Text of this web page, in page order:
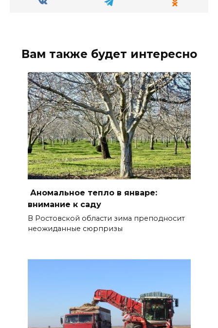
Вам также будет интересно
Аномальное тепло в январе:
внимание к саду
В Ростовской области зима преподносит
неожиданные сюрпризы